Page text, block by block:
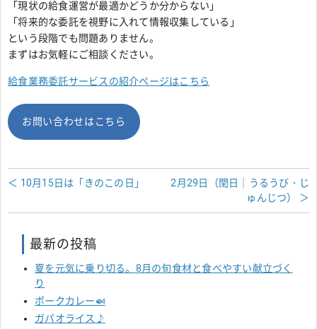
「現状の給食運営が最適かどうか分からない」
「将来的な委託を視野に入れて情報収集している」
という段階でも問題ありません。
まずはお気軽にご相談ください。
給食業務委託サービスの紹介ページはこちら
お問い合わせはこちら
2月29日（閏日｜うるうび・じ
ゅんじつ） ＞
＜ 10月15日は「きのこの日」
最新の投稿
夏を元気に乗り切る。8月の旬食材と食べやすい献立づく
り
ポークカレー🍛
ガパオライス♪